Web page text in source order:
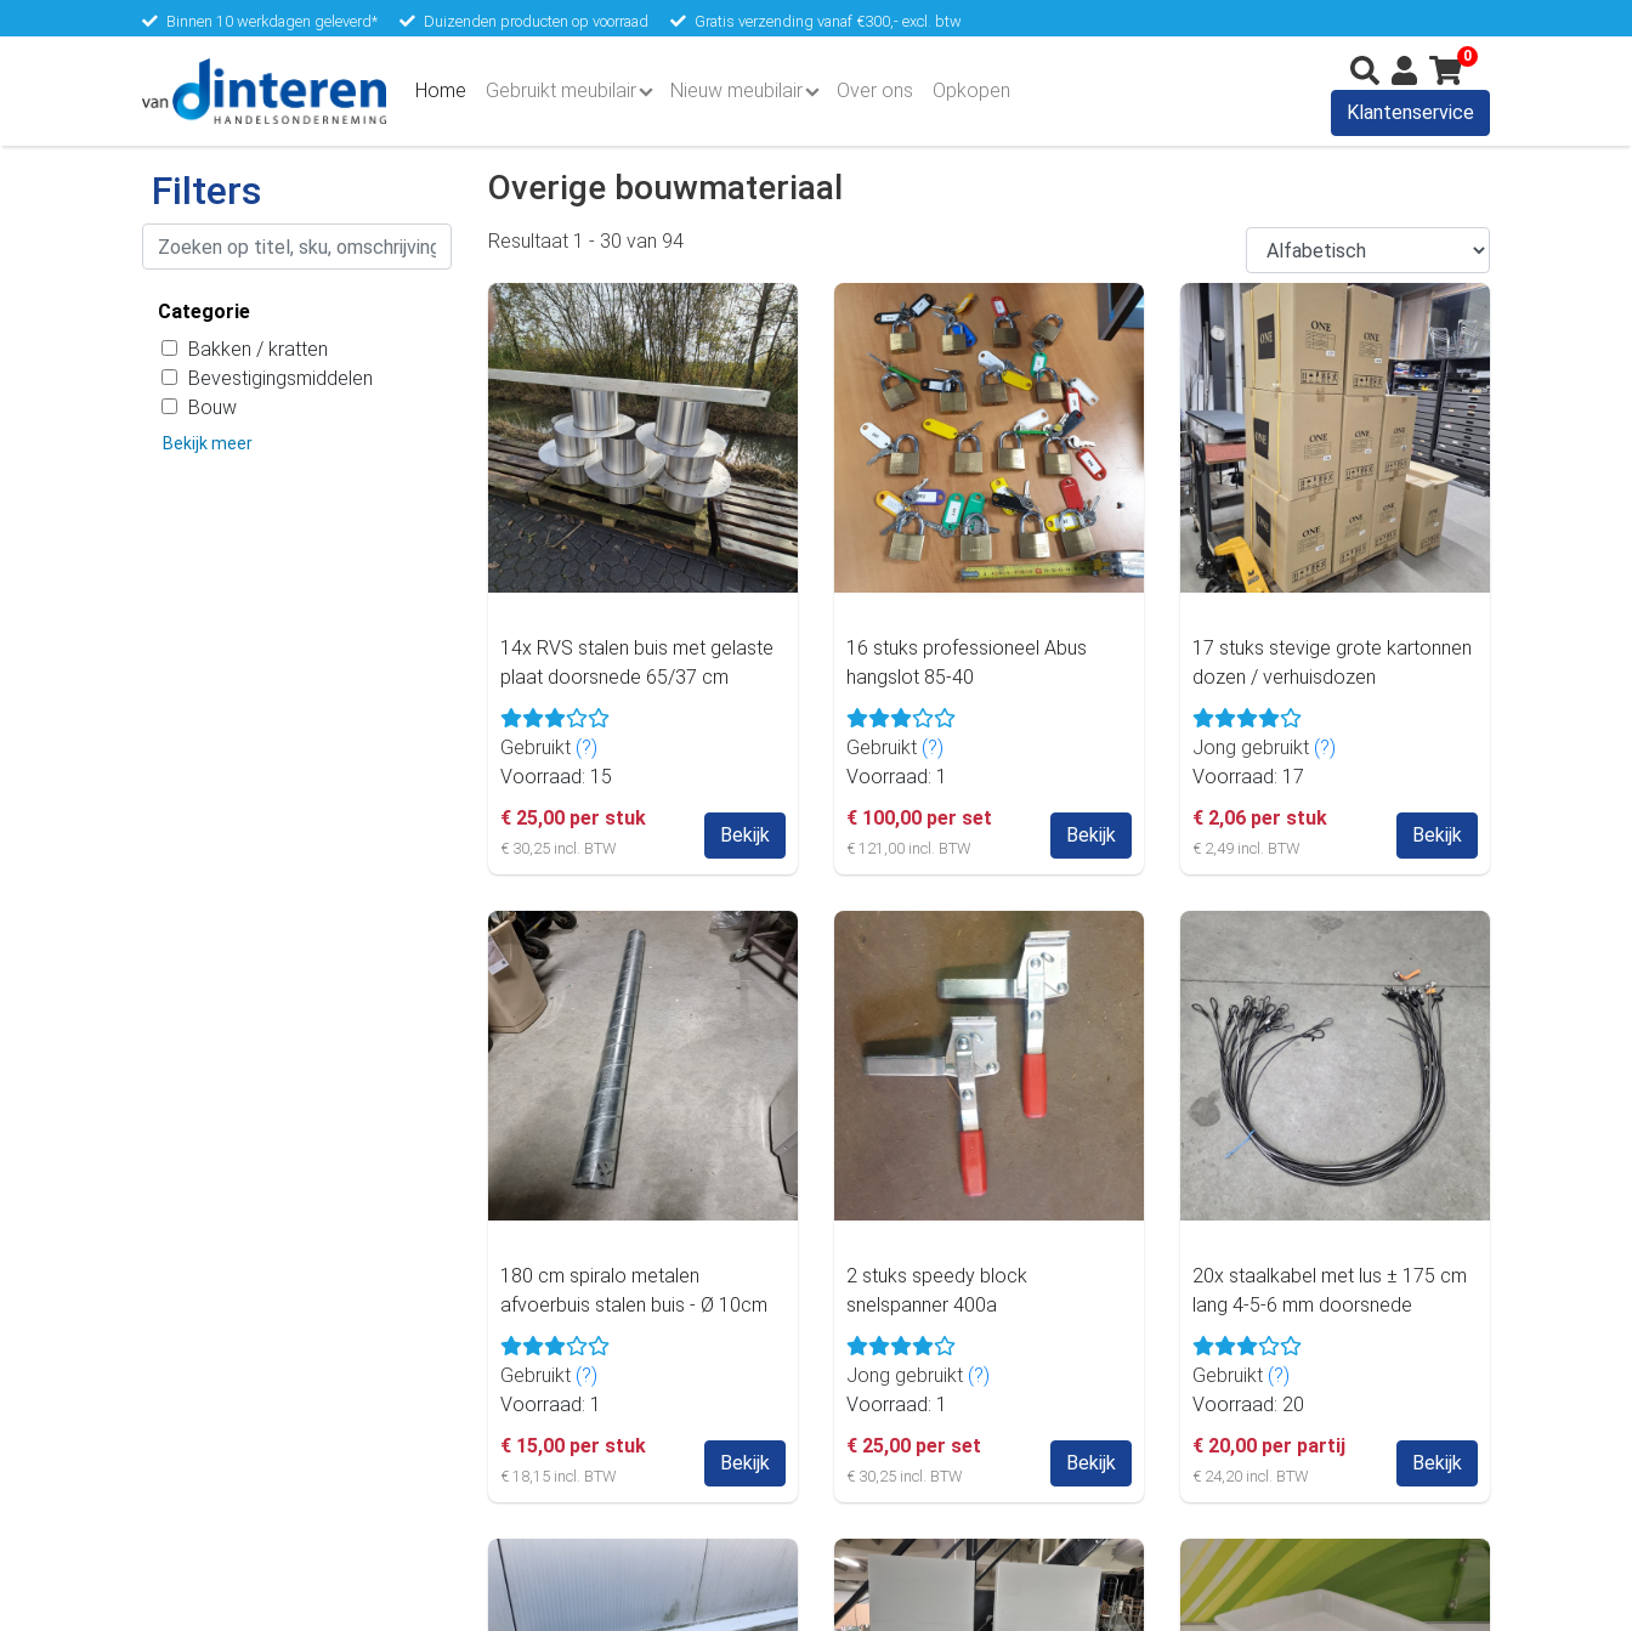
Binnen 10 werkdagen geleverd* Duizenden producten op voorraad Gratis verzending vanaf €300,- excl. btw
Home (current)
Gebruikt meubilair Nieuw meubilair Over ons Opkopen
0
Klantenservice
Filters
Categorie
Bakken / kratten
Bevestigingsmiddelen
Bouw
Bekijk meer
Overige bouwmateriaal
Resultaat 1 - 30 van 94
14x RVS stalen buis met gelaste
plaat doorsnede 65/37 cm
Gebruikt (?)
Voorraad: 15
€ 25,00 per stuk
€ 30,25 incl. BTW
Bekijk
16 stuks professioneel Abus
hangslot 85-40
Gebruikt (?)
Voorraad: 1
€ 100,00 per set
€ 121,00 incl. BTW
Bekijk
17 stuks stevige grote kartonnen
dozen / verhuisdozen
Jong gebruikt (?)
Voorraad: 17
€ 2,06 per stuk
€ 2,49 incl. BTW
Bekijk
180 cm spiralo metalen
afvoerbuis stalen buis - Ø 10cm
Gebruikt (?)
Voorraad: 1
€ 15,00 per stuk
€ 18,15 incl. BTW
Bekijk
2 stuks speedy block
snelspanner 400a
Jong gebruikt (?)
Voorraad: 1
€ 25,00 per set
€ 30,25 incl. BTW
Bekijk
20x staalkabel met lus ± 175 cm
lang 4-5-6 mm doorsnede
Gebruikt (?)
Voorraad: 20
€ 20,00 per partij
€ 24,20 incl. BTW
Bekijk